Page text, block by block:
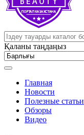
Қаланы таңдаңыз
Главная
Новости
Полезные статьи
Обзоры
Видео